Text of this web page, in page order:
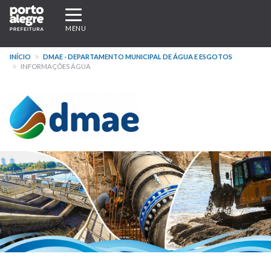
Pular
para
conteúdo
principal
Expandir/recolher
navegação
MENU
INÍCIO
DMAE - DEPARTAMENTO MUNICIPAL DE ÁGUA E ESGOTOS
INFORMAÇÕES ÁGUA